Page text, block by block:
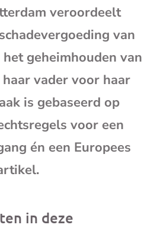
veroordeelt
van
geheimhouden van
vader voor haar
is gebaseerd op
voor een
én een Europees
in deze